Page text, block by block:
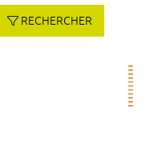
RECHERCHER